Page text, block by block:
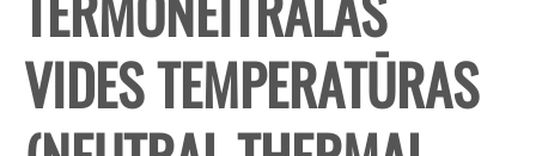
VIDES TEMPERATŪRAS